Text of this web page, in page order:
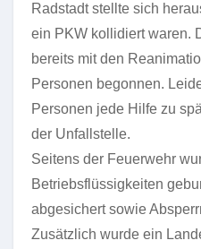
Radstadt stellte sich
ein PKW kollidiert waren.
bereits mit den
Personen begonnen.
Personen jede Hilfe zu
der Unfallstelle.
Seitens der Feuerwehr
Betriebsflüssigkeiten
abgesichert sowie
Zusätzlich wurde ein